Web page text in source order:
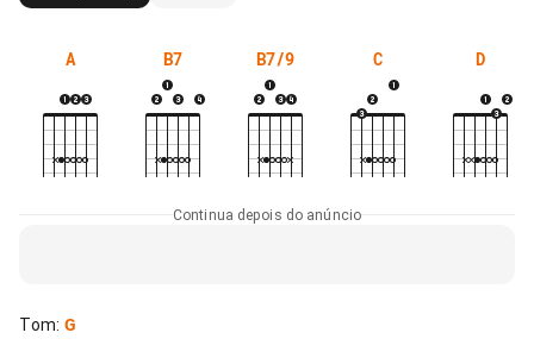
A B7 B7/9 C D
Continua depois do anúncio
Tom: G